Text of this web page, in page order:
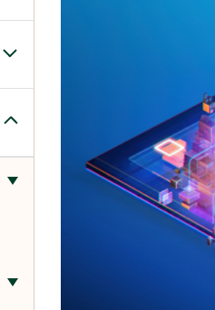
Alternar submenu de Nosso
Alternar submenu de
Alternar submenu de